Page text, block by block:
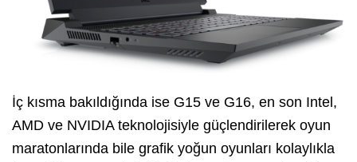
İç kısma bakıldığında ise G15 ve G16, en son Intel,
AMD ve NVIDIA teknolojisiyle güçlendirilerek oyun
maratonlarında bile grafik yoğun oyunları kolaylıkla